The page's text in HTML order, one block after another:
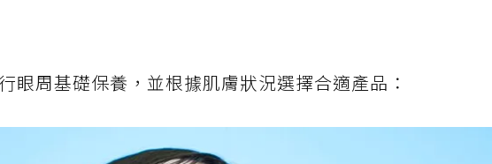
眼周基礎保養，並根據肌膚狀況選擇合適產品：